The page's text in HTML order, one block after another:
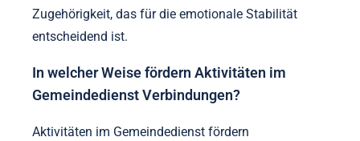
Zugehörigkeit, das für die emotionale Stabilität
entscheidend ist.
In welcher Weise fördern Aktivitäten im
Gemeindedienst Verbindungen?
Aktivitäten im Gemeindedienst fördern